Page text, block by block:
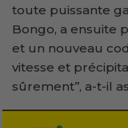
toute puissante
Bongo, a ensuite
et un nouveau
vitesse et
sûrement’’, a-t-il